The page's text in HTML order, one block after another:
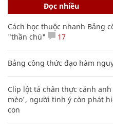
Đọc nhiều
Cách học thuộc nhanh Bảng
"thần chú"
17
Bảng công thức đạo hàm
Clip lột tả chân thực cảnh
mèo', người tinh ý còn phát
con